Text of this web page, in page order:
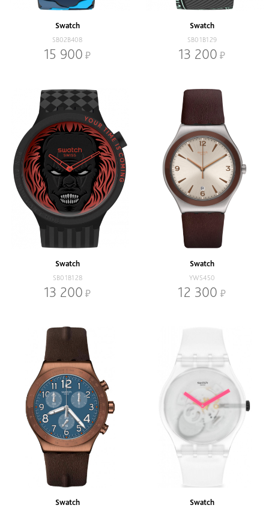
Наличие
В наличии
Механизм
Кварцевый
Механический
Браслет
Браслет
Диаметр, мм
Swatch
SB02B408
15 900
Swatch
SB01B129
13 200
Swatch
SB01B128
13 200
Swatch
YWS450
12 300
Swatch Swatch